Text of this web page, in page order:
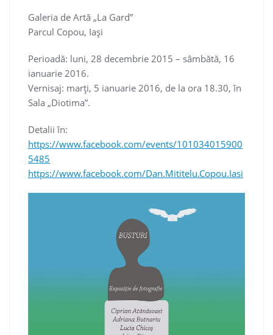
Galeria de Artă „La Gard”
Parcul Copou, Iaşi
Perioadă: luni, 28 decembrie 2015 – sâmbătă, 16
ianuarie 2016.
Vernisaj: marţi, 5 ianuarie 2016, de la ora 18.30, în
Sala „Diotima”.
Detalii în:
https://www.facebook.com/events/101034015900
5485
https://www.facebook.com/Dan.Mititelu.Copou.Iasi